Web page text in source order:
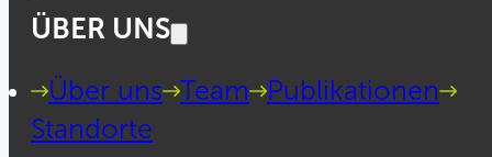
ÜBER UNS
Über uns Team
Publikationen
Standorte